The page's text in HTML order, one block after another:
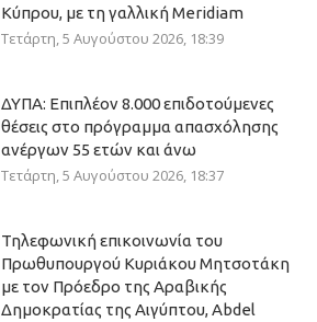
Κύπρου, με τη γαλλική Meridiam
Τετάρτη, 5 Αυγούστου 2026, 18:39
ΔΥΠΑ: Επιπλέον 8.000 επιδοτούμενες
θέσεις στο πρόγραμμα απασχόλησης
ανέργων 55 ετών και άνω
Τετάρτη, 5 Αυγούστου 2026, 18:37
Τηλεφωνική επικοινωνία του
Πρωθυπουργού Κυριάκου Μητσοτάκη
με τον Πρόεδρο της Αραβικής
Δημοκρατίας της Αιγύπτου, Abdel